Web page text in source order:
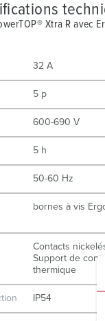
Xtra R avec
32 A
5 p
600-690 V
5 h
50-60 Hz
bornes à vis
Contacts
Support de
thermique
IP54